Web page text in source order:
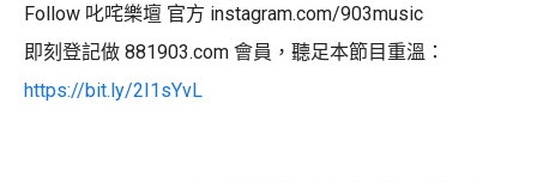
Follow 叱咤樂壇 官方 instagram.com/903music
即刻登記做 881903.com 會員，聽足本節目重溫：
https://bit.ly/2I1sYvL